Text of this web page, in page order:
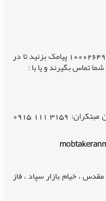
شما میتوانید عدد 1 را به سامانه ی 10002649 پیامک بزنید تا در
تماس بگیرند و یا با :
مدیر بازرگانی و فروش شرکت نوین مبتکران: 3159 111 0915
مقدس ، خیام,بازار سپاد ، فاز